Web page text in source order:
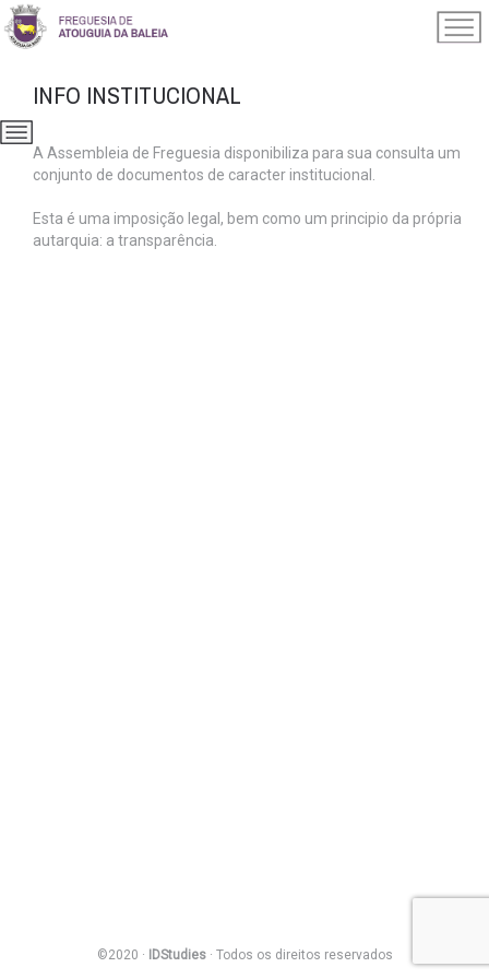
INFO INSTITUCIONAL
A Assembleia de Freguesia disponibiliza para sua consulta um
conjunto de documentos de caracter institucional.
Esta é uma imposição legal, bem como um principio da própria
autarquia: a transparência.
©2020 · IDStudies· Todos os direitos reservados